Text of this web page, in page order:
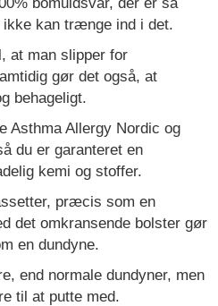
kan trænge ind i det.
at man slipper for
gør det også, at
behageligt.
Asthma Allergy Nordic og
du er garanteret en
kemi og stoffer.
præcis som en
det omkransende bolster gør
en dundyne.
end normale dundyner, men
til at putte med.